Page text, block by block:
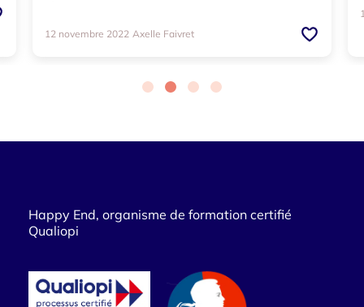
12 novembre 2022 Axelle Faivret
Happy End, organisme de formation certifié
Qualiopi